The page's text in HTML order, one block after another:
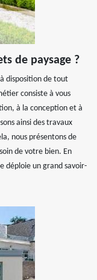
de paysage ?
disposition de tout
consiste à vous
à la conception et à
ainsi des travaux
nous présentons de
de votre bien. En
déploie un grand savoir-